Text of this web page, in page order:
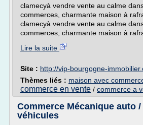
clamecyà vendre vente au calme
commerces, charmante maison à
clamecyà vendre vente au calme
commerces, charmante maison à
Lire la suite
Site : http://vip-bourgogne-
Thèmes liés : maison avec
commerce en vente / commerce a
Commerce Mécanique auto
véhicules